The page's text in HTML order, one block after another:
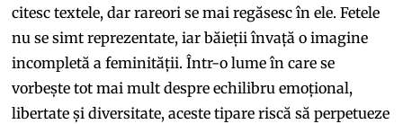
citesc textele, dar rareori se mai regăsesc în ele. Fetele
nu se simt reprezentate, iar băieții învață o imagine
incompletă a feminității. Într-o lume în care se
vorbește tot mai mult despre echilibru emoțional,
libertate și diversitate, aceste tipare riscă să perpetueze